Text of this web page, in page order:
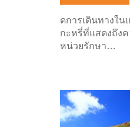
ดการเดินทางใน
กะหรี่ที่แสดงถึงค
หน่วยรักษา…
ดูข้อมูลพื้นฐาน